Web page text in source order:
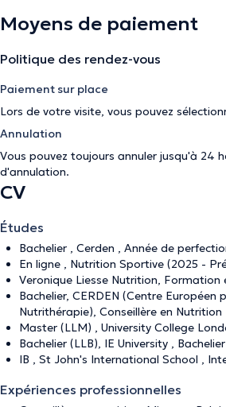
Moyens de paiement
Politique des rendez-vous
Paiement sur place
Lors de votre visite, vous pouvez
Annulation
Vous pouvez toujours annuler jusqu'à 24
d'annulation.
CV
Études
Bachelier , Cerden , Année de
En ligne , Nutrition Sportive (2025 -
Veronique Liesse Nutrition,
Bachelier, CERDEN (Centre
Nutrithérapie), Conseillère en
Master (LLM) , University College
Bachelier (LLB), IE University ,
IB , St John's International School ,
Expériences professionnelles